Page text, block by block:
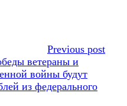
Previous post
ветераны и
войны будут
из федерального